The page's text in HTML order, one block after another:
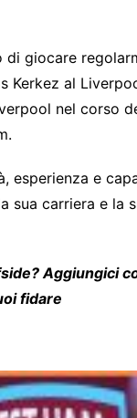
giocare
al
nel corso
esperienza e
carriera e la
Aggiungici
fidare